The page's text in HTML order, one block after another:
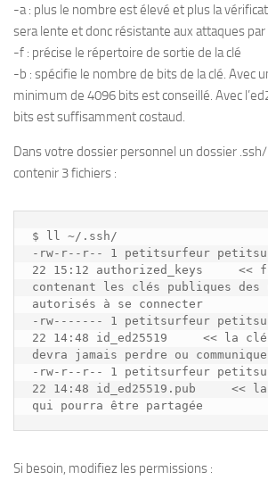
-a : plus le nombre est élevé et plus la
sera lente et donc résistante aux attaques
-f : précise le répertoire de sortie de la clé
-b : spécifie le nombre de bits de la clé. Avec
minimum de 4096 bits est conseillé. Avec
bits est suffisamment costaud.
Dans votre dossier personnel un dossier
contenir 3 fichiers :
$ ll ~/.ssh/
-rw-r--r-- 1 petitsurfeur
22 15:12 authorized_keys     <<
contenant les clés publiques
autorisés à se connecter
-rw------- 1 petitsurfeur
22 14:48 id_ed25519     << la
devra jamais perdre ou
-rw-r--r-- 1 petitsurfeur
22 14:48 id_ed25519.pub     <<
qui pourra être partagée
Si besoin, modifiez les permissions :